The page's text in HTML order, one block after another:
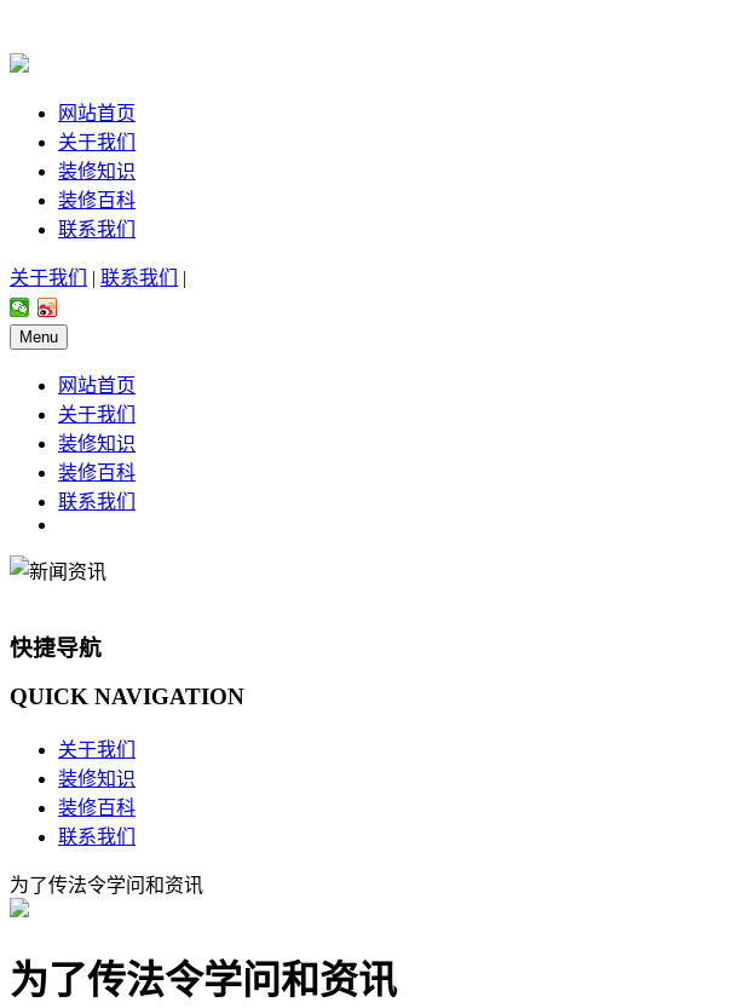
网站首页
关于我们
装修知识
装修百科
联系我们
关于我们 | 联系我们 |
Menu
网站首页
关于我们
装修知识
装修百科
联系我们
快捷导航
QUICK NAVIGATION
关于我们
装修知识
装修百科
联系我们
为了传法令学问和资讯
为了传法令学问和资讯